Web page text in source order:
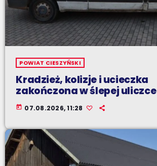
POWIAT CIESZYŃSKI
Kradzież, kolizje i ucieczka
zakończona w ślepej uliczce
today 07.08.2026, 11:28